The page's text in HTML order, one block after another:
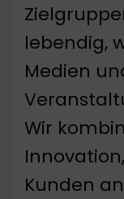
lebendig,
Medien
Wir
Kunden